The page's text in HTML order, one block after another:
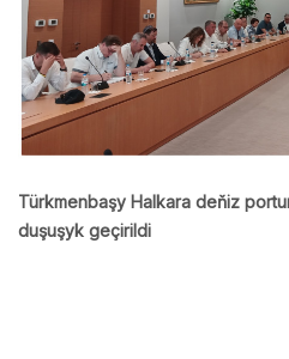
Türkmenbaşy Halkara deňiz
duşuşyk geçirildi